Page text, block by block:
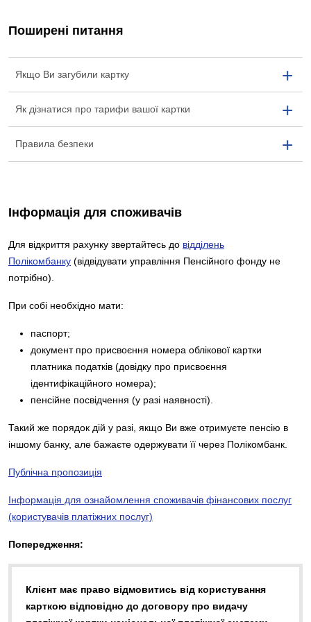
Поширені питання
Якщо Ви загубили картку
Як дізнатися про тарифи вашої картки
Правила безпеки
Інформація для споживачів
Для відкриття рахунку звертайтесь до відділень
Полікомбанку (відвідувати управління Пенсійного фонду не
потрібно).
При собі необхідно мати:
паспорт;
документ про присвоєння номера облікової картки
платника податків (довідку про присвоєння
ідентифікаційного номера);
пенсійне посвідчення (у разі наявності).
Такий же порядок дій у разі, якщо Ви вже отримуєте пенсію в
іншому банку, але бажаєте одержувати її через Полікомбанк.
Публічна пропозиція
Інформація для ознайомлення споживачів фінансових послуг
(користувачів платіжних послуг)
Попередження:
Клієнт має право відмовитись від користування
карткою відповідно до договору про видачу